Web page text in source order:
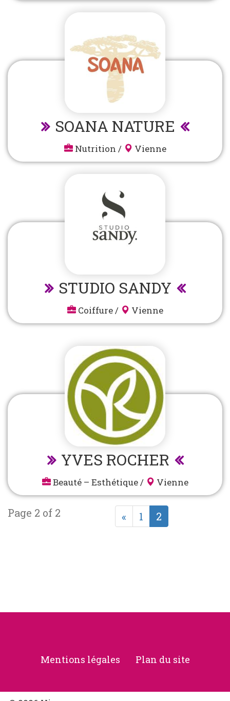
SOANA NATURE
Nutrition / Vienne
STUDIO SANDY
Coiffure/ Vienne
YVES ROCHER
Beauté – Esthétique/ Vienne
Page 2 of 2 « 1 2
Mentions légales Plan du site